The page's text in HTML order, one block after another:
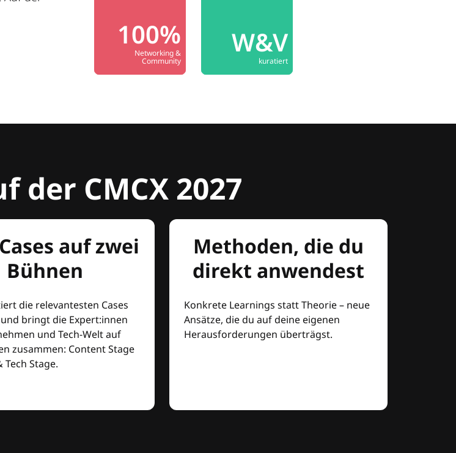
100%
Networking &
Community
W&V
kuratiert
der CMCX 2027
auf zwei
Bühnen
die relevantesten Cases
und bringt die Expert:innen
und Tech-Welt auf
zusammen: Content Stage
Tech Stage.
Methoden, die du
direkt anwendest
Konkrete Learnings statt Theorie – neue
Ansätze, die du auf deine eigenen
Herausforderungen überträgst.